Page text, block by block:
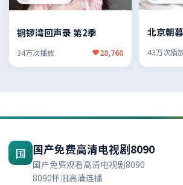
铜锣湾回声录 第2季
34万次播放 28,760
北京朝
43万次播
国 国产免费高清电视剧8090
国产免费观看高清电视剧8090
8090怀旧高清连播